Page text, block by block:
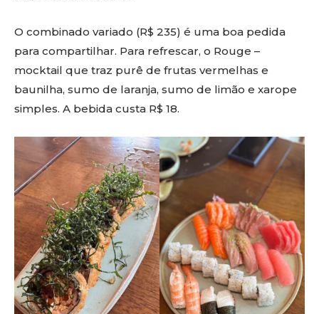
O combinado variado (R$ 235) é uma boa pedida
para compartilhar. Para refrescar, o Rouge –
mocktail que traz purê de frutas vermelhas e
baunilha, sumo de laranja, sumo de limão e xarope
simples. A bebida custa R$ 18.